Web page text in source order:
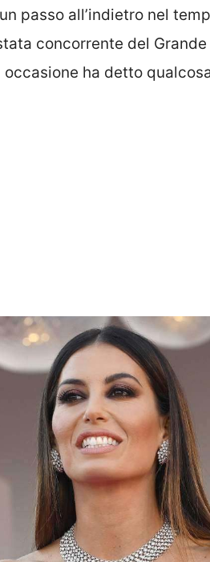
passo all’indietro nel
concorrente del
occasione ha detto